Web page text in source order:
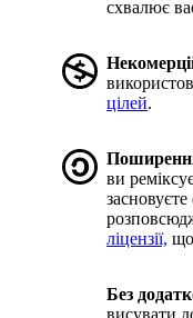
схвалює
цілей.
ви
засновуєте
ліцензії, що
Без